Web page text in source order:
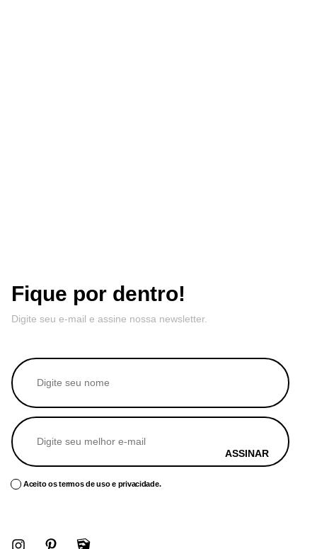
Fique por dentro!
Digite seu e-mail e assine nossa newsletter.
Aceito os termos de uso e privacidade.
ASSINAR